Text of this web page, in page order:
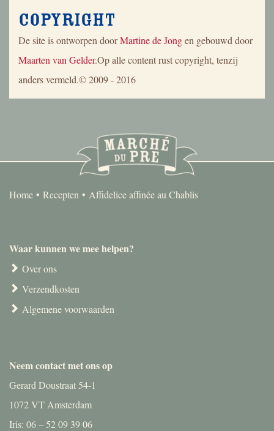
Copyright
De site is ontworpen doorMartine de Jongen gebouwd door
Maarten van Gelder.Op alle content rust copyright, tenzij
anders vermeld.© 2009 - 2016
Home Recepten Affidelice affinée au Chablis
Waar kunnen we mee helpen?
Over ons
Verzendkosten
Algemene voorwaarden
Neem contact met ons op
Gerard Doustraat 54-1
1072 VT Amsterdam
Iris: 06 – 52 09 39 06